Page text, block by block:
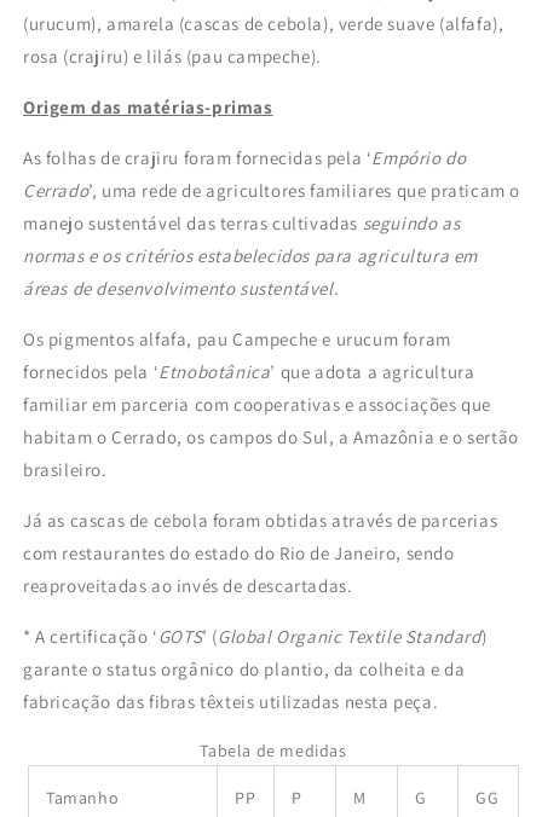
(urucum), amarela (cascas de cebola), verde suave (alfafa),
rosa (crajiru) e lilás (pau campeche).
Origem das matérias-primas
As folhas de crajiru foram fornecidas pela ‘Empório do
Cerrado’, uma rede de agricultores familiares que praticam o
manejo sustentável das terras cultivadas seguindo as
normas e os critérios estabelecidos para agricultura em
áreas de desenvolvimento sustentável.
Os pigmentos alfafa, pau Campeche e urucum foram
fornecidos pela ‘Etnobotânica’ que adota a agricultura
familiar em parceria com cooperativas e associações que
habitam o Cerrado, os campos do Sul, a Amazônia e o sertão
brasileiro.
Já as cascas de cebola foram obtidas através de parcerias
com restaurantes do estado do Rio de Janeiro, sendo
reaproveitadas ao invés de descartadas.
* A certificação ‘GOTS’ (Global Organic Textile Standard)
garante o status orgânico do plantio, da colheita e da
fabricação das fibras têxteis utilizadas nesta peça.
Tabela de medidas
Tamanho PP P M G GG